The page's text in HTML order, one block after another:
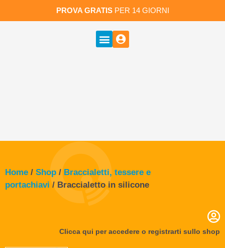
PROVA GRATISPER 14 GIORNI
Home / Shop / Braccialetti, tessere e
portachiavi / Braccialetto in silicone
Clicca qui per accedere o registrarti sullo shop